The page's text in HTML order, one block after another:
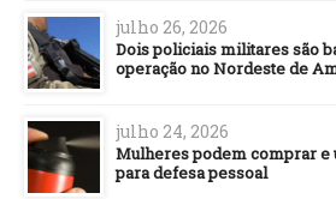
julho 26, 2026
Dois policiais militares são
operação no Nordeste de
julho 24, 2026
Mulheres podem comprar e
para defesa pessoal